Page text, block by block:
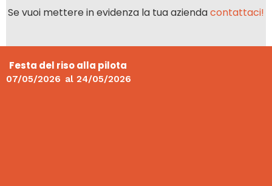
Se vuoi mettere in evidenza la tua aziendacontattaci!
Festa del riso alla pilota
07/05/2026 al 24/05/2026